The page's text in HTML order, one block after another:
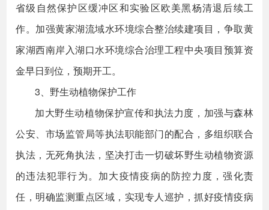
省级自然保护区缓冲区和实验区欧美黑杨清退后续工
作。加强黄家湖流域水环境综合整治续建项目，争取黄
家湖西南岸入湖口水环境综合治理工程中央项目预算资
金早日到位，预期开工。
3、野生动植物保护工作
加大野生动植物保护宣传和执法力度，加强与森林
公安、市场监管局等执法职能部门的配合，多组织联合
执法，无死角执法，坚决打击一切破坏野生动植物资源
的违法犯罪行为。加大疫情疫病的防控力度，强化责
任，明确监测重点区域，实现专人巡护，抓好疫情疫病